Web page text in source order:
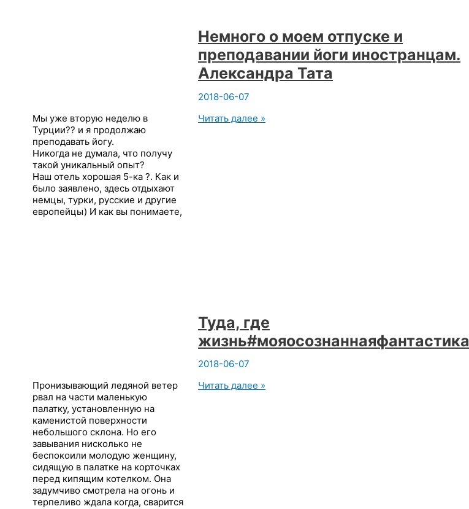
Немного о моем отпуске и
преподавании йоги иностранцам.
Александра Тата
2018-06-07
Мы уже вторую неделю в
Турции?? и я продолжаю
преподавать йогу.
Никогда не думала, что получу
такой уникальный опыт?
Наш отель хорошая 5-ка ?. Как и
было заявлено, здесь отдыхают
немцы, турки, русские и другие
европейцы) И как вы понимаете,
Немного
Читать далее »
Туда, где
жизнь#мояосознаннаяфантастика
2018-06-07
Пронизывающий ледяной ветер
рвал на части маленькую
палатку, установленную на
каменистой поверхности
небольшого склона. Но его
завывания нисколько не
беспокоили молодую женщину,
сидящую в палатке на корточках
перед кипящим котелком. Она
задумчиво смотрела на огонь и
терпеливо ждала когда, сварится
Туда,
Читать далее »